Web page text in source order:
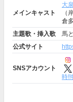
メインキャスト
大
（
倉
主題歌・挿入歌
馬
公式サイト
SNSアカウント
時‼️